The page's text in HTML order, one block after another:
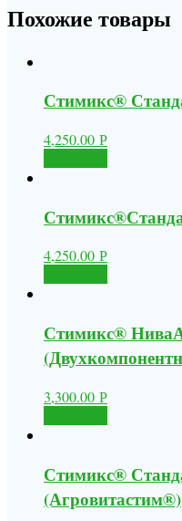
Похожие товары
Стимикс®
4,250.00 Р
4,250.00 Р
Стимикс®
3,300.00 Р
Стимикс®
(Агровитастим®)